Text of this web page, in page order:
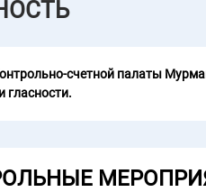
счетной палаты
гласности.